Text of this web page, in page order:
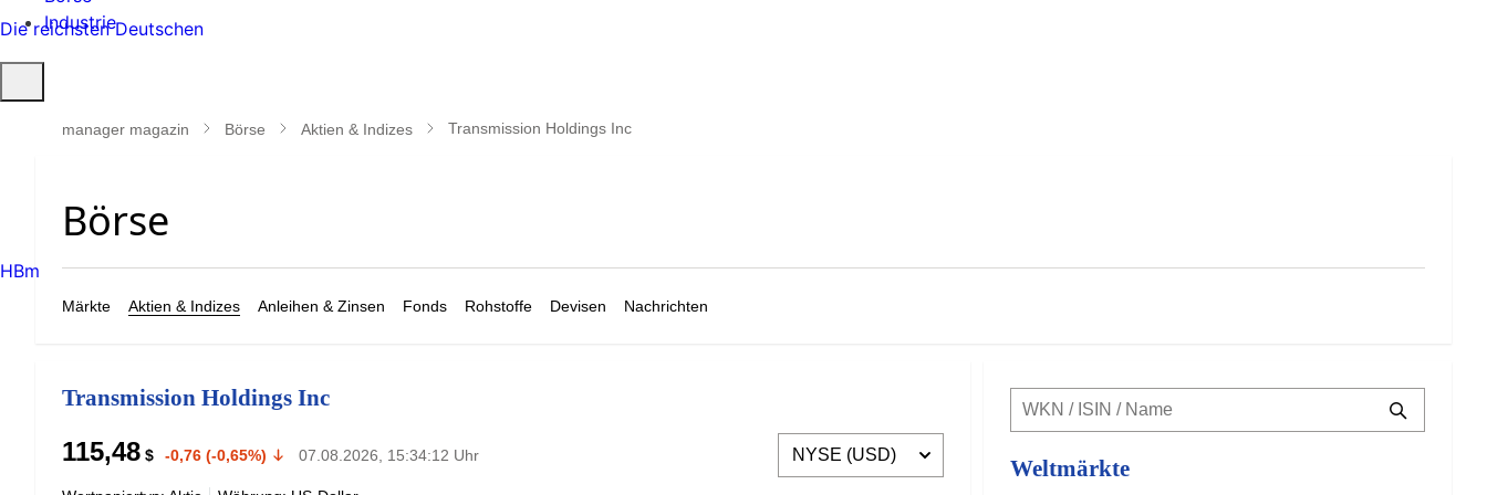
Industrie
öffnen
manager magazin Börse Aktien & Indizes Transmission Holdings Inc
Märkte Aktien & Indizes Anleihen & Zinsen Fonds Rohstoffe Devisen Nachrichten
Transmission Holdings Inc
115,48 $ -0,76 (-0,65%) 07.08.2026, 15:34:12 Uhr
Weltmärkte
Die reichsten Deutschen
HBm